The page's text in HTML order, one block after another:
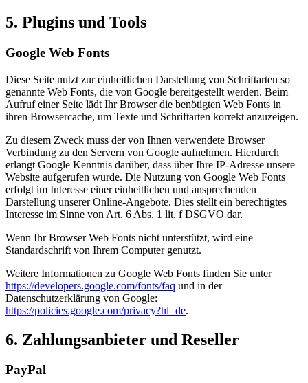
5. Plugins und Tools
Google Web Fonts
Diese Seite nutzt zur einheitlichen Darstellung von Schriftarten so
genannte Web Fonts, die von Google bereitgestellt werden. Beim
Aufruf einer Seite lädt Ihr Browser die benötigten Web Fonts in
ihren Browsercache, um Texte und Schriftarten korrekt anzuzeigen.
Zu diesem Zweck muss der von Ihnen verwendete Browser
Verbindung zu den Servern von Google aufnehmen. Hierdurch
erlangt Google Kenntnis darüber, dass über Ihre IP-Adresse unsere
Website aufgerufen wurde. Die Nutzung von Google Web Fonts
erfolgt im Interesse einer einheitlichen und ansprechenden
Darstellung unserer Online-Angebote. Dies stellt ein berechtigtes
Interesse im Sinne von Art. 6 Abs. 1 lit. f DSGVO dar.
Wenn Ihr Browser Web Fonts nicht unterstützt, wird eine
Standardschrift von Ihrem Computer genutzt.
Weitere Informationen zu Google Web Fonts finden Sie unter
https://developers.google.com/fonts/faq und in der
Datenschutzerklärung von Google:
https://policies.google.com/privacy?hl=de.
6. Zahlungsanbieter und Reseller
PayPal